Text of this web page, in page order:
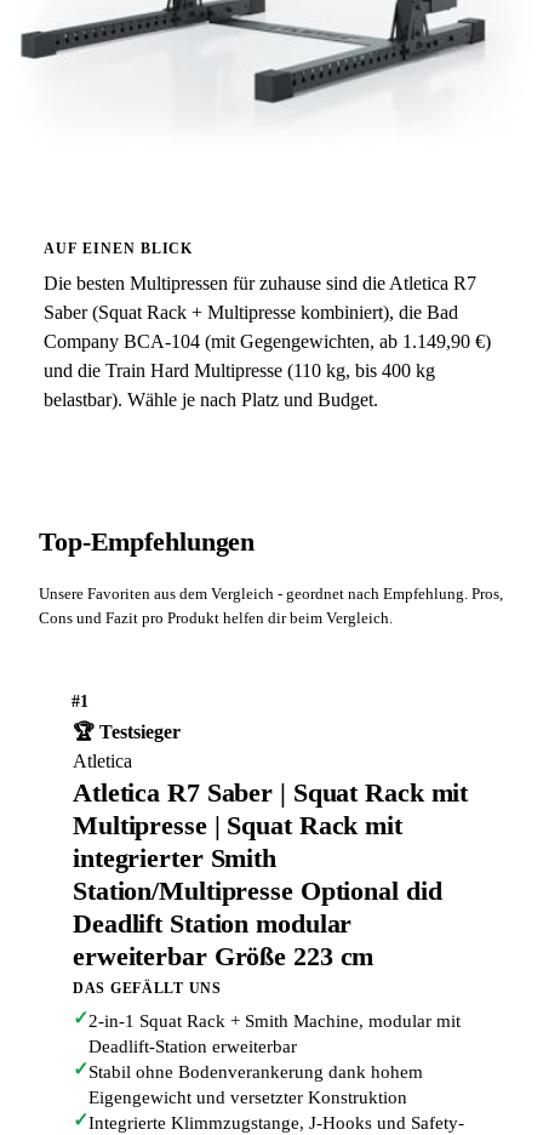
AUF EINEN BLICK
Die besten Multipressen für zuhause sind die Atletica R7
Saber (Squat Rack + Multipresse kombiniert), die Bad
Company BCA-104 (mit Gegengewichten, ab 1.149,90 €)
und die Train Hard Multipresse (110 kg, bis 400 kg
belastbar). Wähle je nach Platz und Budget.
Top-Empfehlungen
Unsere Favoriten aus dem Vergleich - geordnet nach Empfehlung. Pros,
Cons und Fazit pro Produkt helfen dir beim Vergleich.
#1
🏆 Testsieger
Atletica
Atletica R7 Saber | Squat Rack mit
Multipresse | Squat Rack mit
integrierter Smith
Station/Multipresse Optional did
Deadlift Station modular
erweiterbar Größe 223 cm
DAS GEFÄLLT UNS
✓2-in-1 Squat Rack + Smith Machine, modular mit
Deadlift-Station erweiterbar
✓Stabil ohne Bodenverankerung dank hohem
Eigengewicht und versetzter Konstruktion
✓Integrierte Klimmzugstange, J-Hooks und Safety-